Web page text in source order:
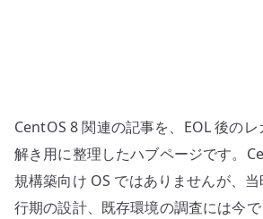
用
メ
モ
へ
CentOS 8 関連の記事を、EOL 後の
解き用に整理したハブページです。
規構築向け OS ではありませんが、
行期の設計、既存環境の調査には今